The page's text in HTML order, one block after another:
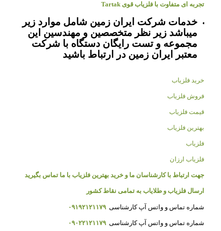
تجربه ای متفاوت با فلزیاب قوی Tartak
خدمات شرکت ایران زمین شامل موارد زیر
میباشد زیر نظر متخصصین و مهندسین این
مجموعه و تست رایگان دستگاه با شرکت
معتبر ایران زمین در ارتباط باشید
خرید فلزیاب
فروش فلزیاب
قیمت فلزیاب
بهترین فلزیاب
فلزیاب
فلزیاب ارزان
جهت ارتباط با کارشناسان ما و خرید بهترین فلزیاب با ما تماس بگیرید
ارسال فلزیاب و طلایاب به تمامی نقاط کشور
شماره تماس و واتس آپ کارشناسی ۰۹۱۹۲۱۲۱۱۷۹
شماره تماس و واتس آپ کارشناسی ۰۹۰۲۲۱۲۱۱۷۹